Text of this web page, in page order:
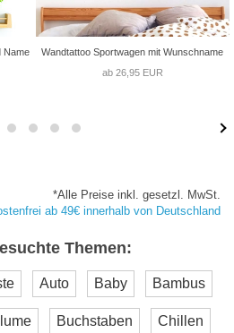
Name
Wandtattoo Sportwagen mit Wunschname
ab 26,95 EUR
*Alle Preise inkl. gesetzl. MwSt.
ab 49€ innerhalb von Deutschland
Themen:
Auto Baby Bambus
Buchstaben Chillen